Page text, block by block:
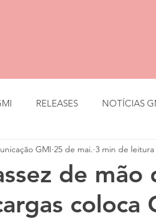
RELEASES NOTÍCIAS
de
coloca
GMI 25 de mai. 3 min de leitura